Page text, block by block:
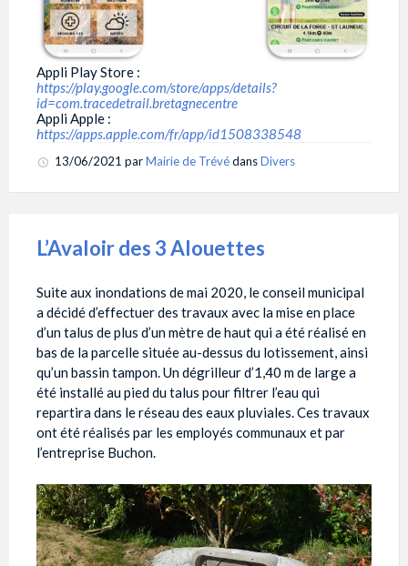
Appli Play Store :
https://play.google.com/store/apps/details?
id=com.tracedetrail.bretagnecentre
Appli Apple :
https://apps.apple.com/fr/app/id1508338548
13/06/2021 parMairie de TrévédansDivers
L’Avaloir des 3 Alouettes
Suite aux inondations de mai 2020, le conseil municipal
a décidé d’effectuer des travaux avec la mise en place
d’un talus de plus d’un mètre de haut qui a été réalisé en
bas de la parcelle située au-dessus du lotissement, ainsi
qu’un bassin tampon. Un dégrilleur d’1,40 m de large a
été installé au pied du talus pour filtrer l’eau qui
repartira dans le réseau des eaux pluviales. Ces travaux
ont été réalisés par les employés communaux et par
l’entreprise Buchon.